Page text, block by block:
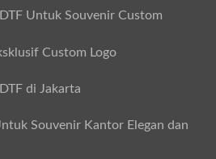
Untuk Souvenir Custom
Custom Logo
di Jakarta
Souvenir Kantor Elegan dan